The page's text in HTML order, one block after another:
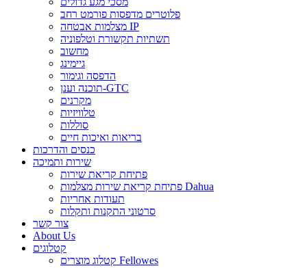
פלוטרים מדפסות פורמט רחב
מצלמות אבטחה IP
תשתיות תקשורת וטלפוניה
מחשוב
גיימינג
הדפסה וגימור
תוכנה וענן-GTC
מקרנים
טלוויזיות
סוללות
בריאות ואיכות חיים
כנסים והדרכות
שירות ותמיכה
פתיחת קריאת שירות
פתיחת קריאת שירות מצלמות Dahua
תעודות אחריות
סרטוני התקנות ותקלות
צור קשר
About Us
קטלוגים
קטלוג מוצרים Fellowes